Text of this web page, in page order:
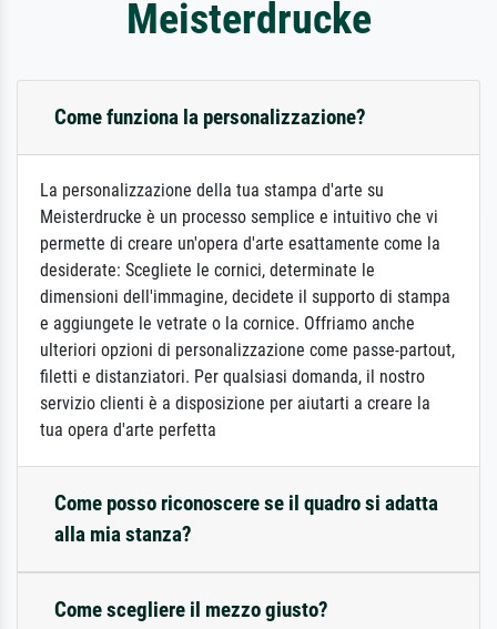
Meisterdrucke
Come funziona la personalizzazione?
La personalizzazione della tua stampa d'arte su
Meisterdrucke è un processo semplice e intuitivo che vi
permette di creare un'opera d'arte esattamente come la
desiderate: Scegliete le cornici, determinate le
dimensioni dell'immagine, decidete il supporto di stampa
e aggiungete le vetrate o la cornice. Offriamo anche
ulteriori opzioni di personalizzazione come passe-partout,
filetti e distanziatori. Per qualsiasi domanda, il nostro
servizio clienti è a disposizione per aiutarti a creare la
tua opera d'arte perfetta
Come posso riconoscere se il quadro si adatta
alla mia stanza?
Come scegliere il mezzo giusto?